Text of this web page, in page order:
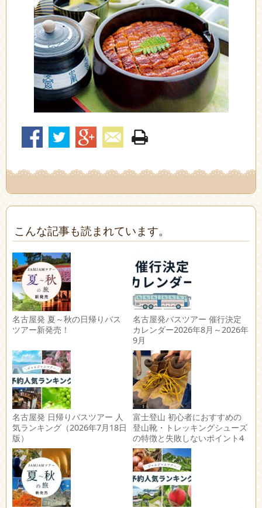
こんな記事も読まれています。
名古屋発 夏～秋の日帰りバス
ツアー新発売！
名古屋発バスツアー 催行決定
カレンダー2026年8月～2026年
9月
名古屋発 日帰りバスツアー 人
気ランキング（2026年7月18日
版）
富士登山 初心者におすすめの
登山靴・トレッキングシューズ
の特徴と失敗しないポイント4
選